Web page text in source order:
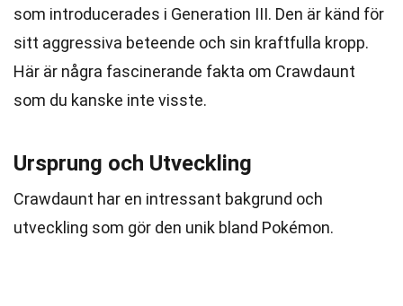
som introducerades i Generation III. Den är känd för
sitt aggressiva beteende och sin kraftfulla kropp.
Här är några fascinerande fakta om Crawdaunt
som du kanske inte visste.
Ursprung och Utveckling
Crawdaunt har en intressant bakgrund och
utveckling som gör den unik bland Pokémon.